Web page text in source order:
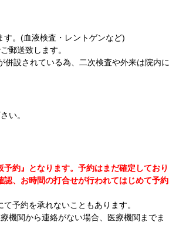
。(血液検査・レントゲンなど)
郵送致します。
設されている為、二次検査や外来は院内に
い。
約』となります。予約はまだ確定しており
認、お時間の打合せが行われてはじめて予約
予約を承れないこともあります。
機関から連絡がない場合、医療機関までま